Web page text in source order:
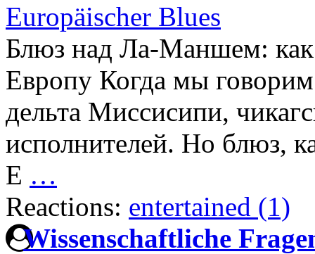
Europäischer Blues
Блюз над Ла-Маншем: как
Европу Когда мы
дельта Миссисипи,
исполнителей. Но блюз,
Е …
Reactions: entertained (1)
Wissenschaftliche